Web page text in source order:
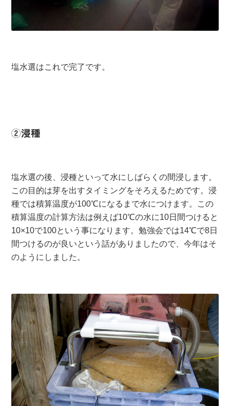
塩水選はこれで完了です。
②浸種
塩水選の後、浸種といって水にしばらくの間浸します。
この目的は芽を出すタイミングをそろえるためです。浸
種では積算温度が100℃になるまで水につけます。この
積算温度の計算方法は例えば10℃の水に10日間つけると
10×10で100という事になります。勉強会では14℃で8日
間つけるのが良いという話がありましたので、今年はそ
のようにしました。